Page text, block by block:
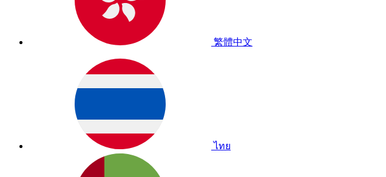
繁體中文
ไทย